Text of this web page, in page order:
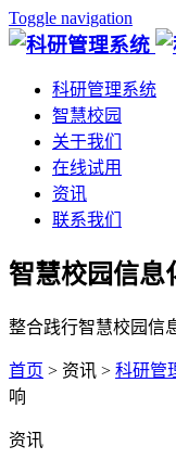
Toggle navigation
科研管理系统
智慧校园
关于我们
在线试用
资讯
联系我们
智慧校园信息
整合践行智慧校园信
首页 > 资讯 > 科研管
响
资讯